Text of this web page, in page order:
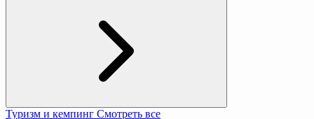
Туризм и кемпинг Смотреть все